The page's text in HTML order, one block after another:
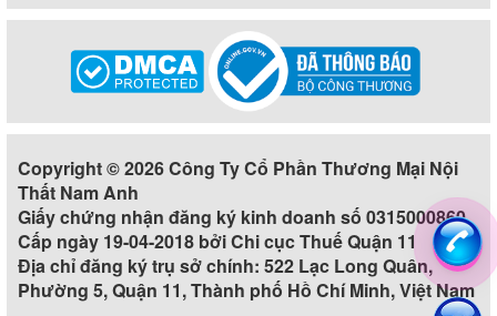
Copyright © 2026 Công Ty Cổ Phần Thương Mại Nội
Thất Nam Anh
Giấy chứng nhận đăng ký kinh doanh số 0315000860
Cấp ngày 19-04-2018 bởi Chi cục Thuế Quận 11
Địa chỉ đăng ký trụ sở chính: 522 Lạc Long Quân,
Phường 5, Quận 11, Thành phố Hồ Chí Minh, Việt Nam